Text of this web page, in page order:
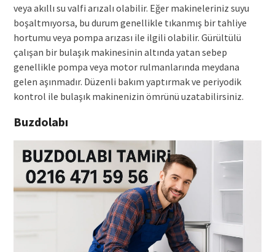
veya akıllı su valfi arızalı olabilir. Eğer makineleriniz suyu
boşaltmıyorsa, bu durum genellikle tıkanmış bir tahliye
hortumu veya pompa arızası ile ilgili olabilir. Gürültülü
çalışan bir bulaşık makinesinin altında yatan sebep
genellikle pompa veya motor rulmanlarında meydana
gelen aşınmadır. Düzenli bakım yaptırmak ve periyodik
kontrol ile bulaşık makinenizin ömrünü uzatabilirsiniz.
Buzdolabı